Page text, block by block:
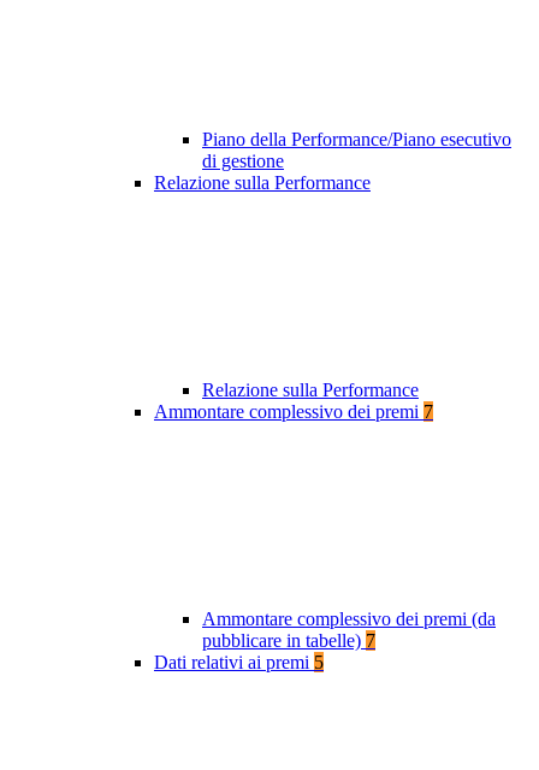
Piano della Performance/Piano esecutivo
di gestione
Relazione sulla Performance
Relazione sulla Performance
Ammontare complessivo dei premi 7
Ammontare complessivo dei premi (da
pubblicare in tabelle) 7
Dati relativi ai premi 5